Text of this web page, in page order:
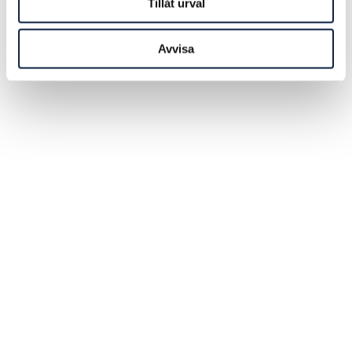
Tillåt urval
Avvisa